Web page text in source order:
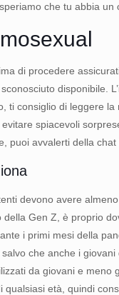
che tu abbia
di procedere
disponibile.
ti consiglio di leggere
spiacevoli
puoi avvalerti della chat
devono avere
Gen Z, è proprio
i primi mesi della
che anche i
da giovani e
età, quindi